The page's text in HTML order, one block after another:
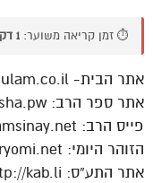
⏱️ זמן קריאה משוער: 1 דקה
אתר הבית- https://hasulam.co.il
אתר ספר הרב: http://parasha.pw
פייס הרב: http://adamsinay.net
הזוהר היומי: http://zoharyomi.net
אתר התע”ס: http://kab.li